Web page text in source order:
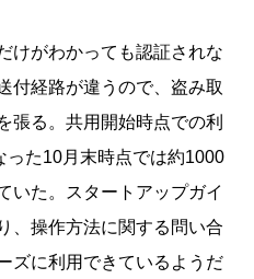
けがわかっても認証されな
付経路が違うので、盗み取
張る。共用開始時点での利
った10月末時点では約1000
いた。スタートアップガイ
、操作方法に関する問い合
ズに利用できているようだ